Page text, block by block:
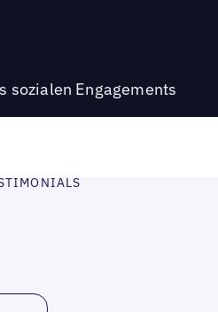
sozialen Engagements